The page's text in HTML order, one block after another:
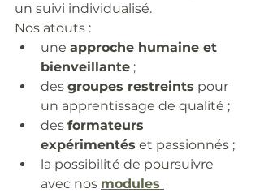
un suivi individualisé.
Nos atouts :
une approche humaine et
bienveillante ;
des groupes restreints pour
un apprentissage de qualité ;
des formateurs
expérimentés et passionnés ;
la possibilité de poursuivre
avec nos modules